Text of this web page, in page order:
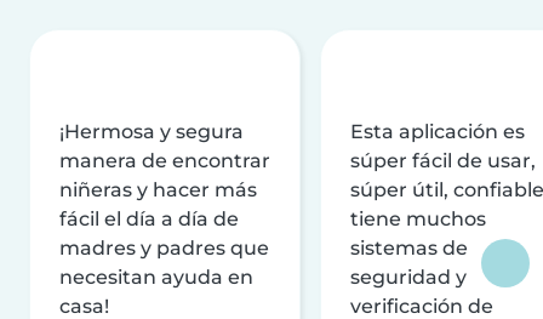
¡Hermosa y segura
manera de encontrar
niñeras y hacer más
fácil el día a día de
madres y padres que
necesitan ayuda en
casa!
Esta aplicación es
súper fácil de usar,
súper útil,
tiene muchos
sistemas de
seguridad y
verificación de